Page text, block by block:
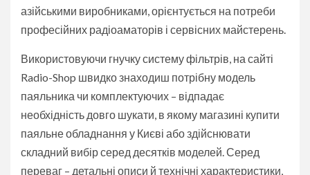
азійськими виробниками, орієнтується на потреби
професійних радіоаматорів і сервісних майстерень.
Використовуючи гнучку систему фільтрів, на сайті
Radio-Shop швидко знаходиш потрібну модель
паяльника чи комплектуючих – відпадає
необхідність довго шукати, в якому магазині купити
паяльне обладнання у Києві або здійснювати
складний вибір серед десятків моделей. Серед
переваг – детальні описи й технічні характеристики,